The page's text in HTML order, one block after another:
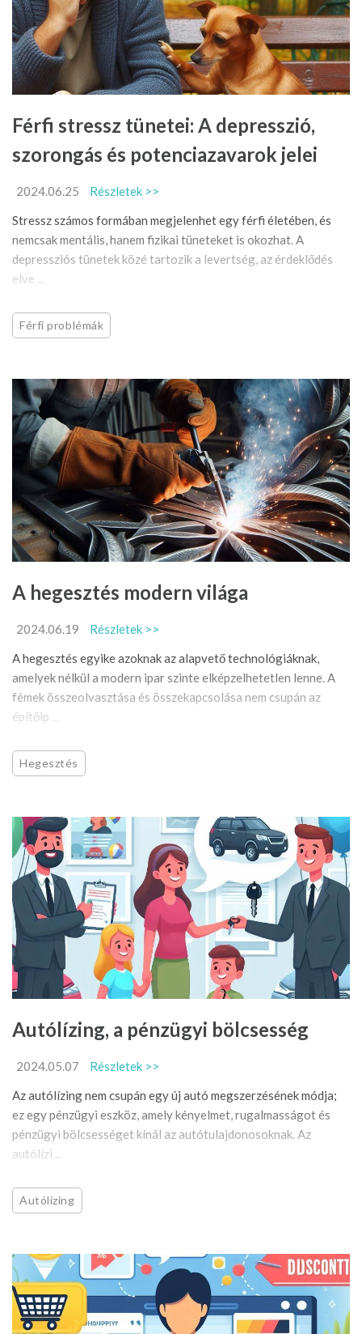
Férfi stressz tünetei: A depresszió,
szorongás és potenciazavarok jelei
2024.06.25
Részletek >>
Stressz számos formában megjelenhet egy férfi életében, és
nemcsak mentális, hanem fizikai tüneteket is okozhat. A
depressziós tünetek közé tartozik a levertség, az érdeklődés
elve ...
Férfi problémák
A hegesztés modern világa
2024.06.19
Részletek >>
A hegesztés egyike azoknak az alapvető technológiáknak,
amelyek nélkül a modern ipar szinte elképzelhetetlen lenne. A
fémek összeolvasztása és összekapcsolása nem csupán az
építőip ...
Hegesztés
Autólízing, a pénzügyi bölcsesség
2024.05.07
Részletek >>
Az autólízing nem csupán egy új autó megszerzésének módja;
ez egy pénzügyi eszköz, amely kényelmet, rugalmasságot és
pénzügyi bölcsességet kínál az autótulajdonosoknak. Az
autólízi ...
Autólízing